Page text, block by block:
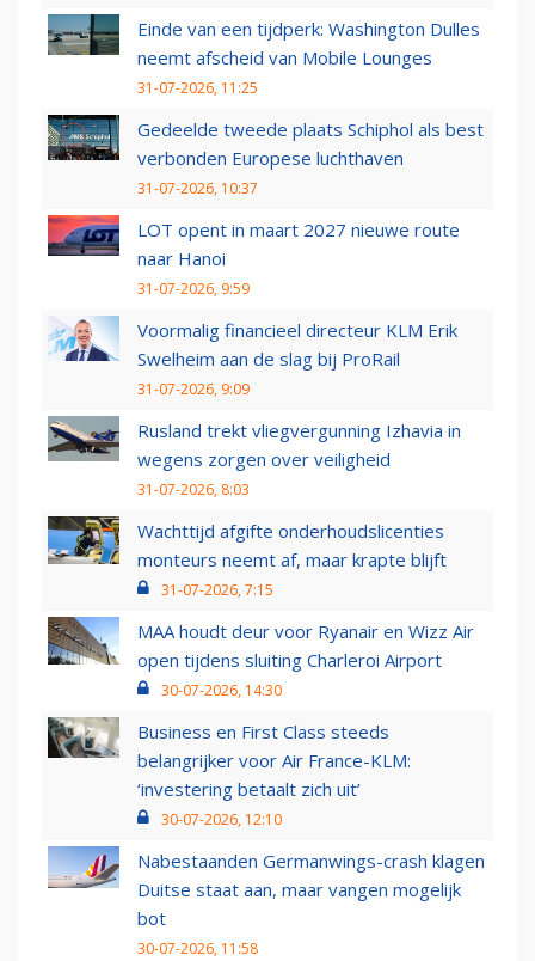
Einde van een tijdperk: Washington Dulles
neemt afscheid van Mobile Lounges
31-07-2026, 11:25
Gedeelde tweede plaats Schiphol als best
verbonden Europese luchthaven
31-07-2026, 10:37
LOT opent in maart 2027 nieuwe route
naar Hanoi
31-07-2026, 9:59
Voormalig financieel directeur KLM Erik
Swelheim aan de slag bij ProRail
31-07-2026, 9:09
Rusland trekt vliegvergunning Izhavia in
wegens zorgen over veiligheid
31-07-2026, 8:03
Wachttijd afgifte onderhoudslicenties
monteurs neemt af, maar krapte blijft
31-07-2026, 7:15
MAA houdt deur voor Ryanair en Wizz Air
open tijdens sluiting Charleroi Airport
30-07-2026, 14:30
Business en First Class steeds
belangrijker voor Air France-KLM:
‘investering betaalt zich uit’
30-07-2026, 12:10
Nabestaanden Germanwings-crash klagen
Duitse staat aan, maar vangen mogelijk
bot
30-07-2026, 11:58